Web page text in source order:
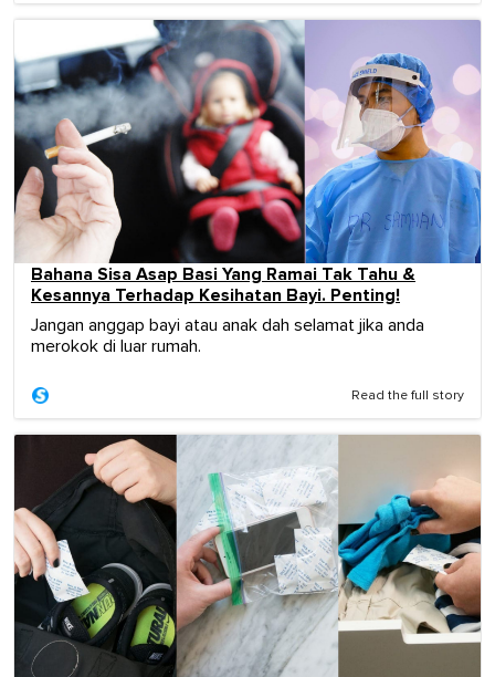
Bahana Sisa Asap Basi Yang Ramai Tak Tahu &
Kesannya Terhadap Kesihatan Bayi. Penting!
Jangan anggap bayi atau anak dah selamat jika anda
merokok di luar rumah.
Read the full story